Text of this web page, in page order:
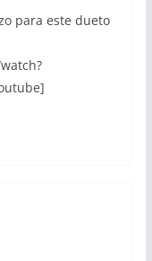
para este dueto